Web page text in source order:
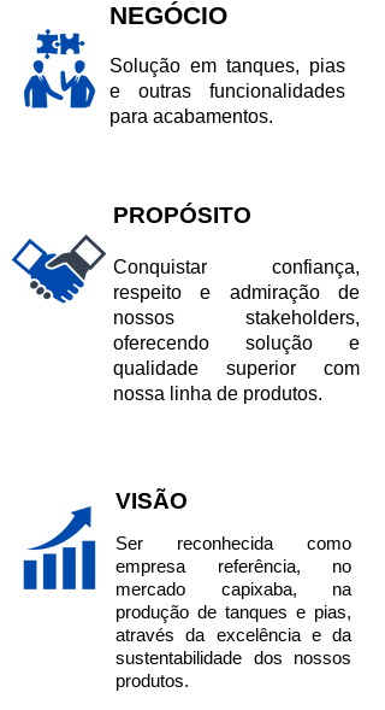
NEGÓCIO
Solução em tanques, pias
e outras funcionalidades
para acabamentos.
PROPÓSITO
Conquistar confiança,
respeito e admiração de
nossos stakeholders,
oferecendo solução e
qualidade superior com
nossa linha de produtos.
VISÃO
Ser reconhecida como
empresa referência, no
mercado capixaba, na
produção de tanques e pias,
através da excelência e da
sustentabilidade dos nossos
produtos.